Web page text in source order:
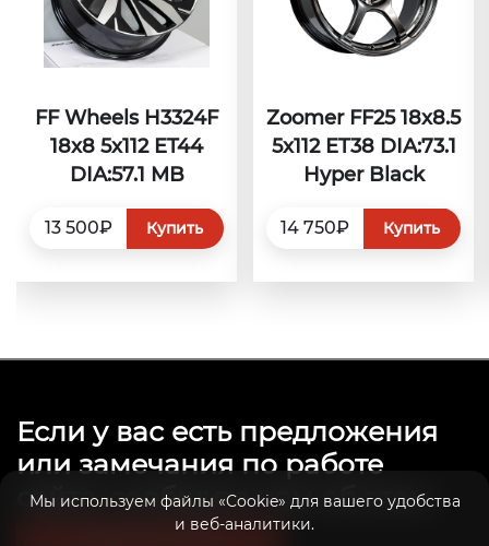
FF Wheels H3324F
18x8 5x112 ET44
DIA:57.1 MB
13 500₽ Купить
Zoomer FF25 18x8.5
5x112 ET38 DIA:73.1
Hyper Black
14 750₽ Купить
Мы используем файлы «Cookie» для вашего удобства
и веб-аналитики.
Если у вас есть предложения
или замечания по работе
сайта, сообщите нам об этом.